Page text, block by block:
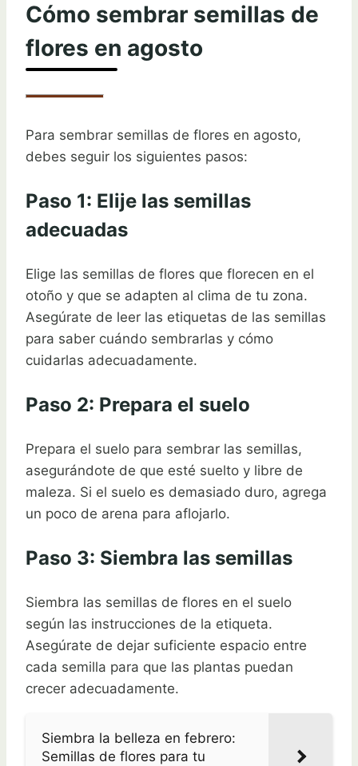
Cómo sembrar semillas de
flores en agosto
Para sembrar semillas de flores en agosto,
debes seguir los siguientes pasos:
Paso 1: Elije las semillas
adecuadas
Elige las semillas de flores que florecen en el
otoño y que se adapten al clima de tu zona.
Asegúrate de leer las etiquetas de las semillas
para saber cuándo sembrarlas y cómo
cuidarlas adecuadamente.
Paso 2: Prepara el suelo
Prepara el suelo para sembrar las semillas,
asegurándote de que esté suelto y libre de
maleza. Si el suelo es demasiado duro, agrega
un poco de arena para aflojarlo.
Paso 3: Siembra las semillas
Siembra las semillas de flores en el suelo
según las instrucciones de la etiqueta.
Asegúrate de dejar suficiente espacio entre
cada semilla para que las plantas puedan
crecer adecuadamente.
Siembra la belleza en febrero:
Semillas de flores para tu